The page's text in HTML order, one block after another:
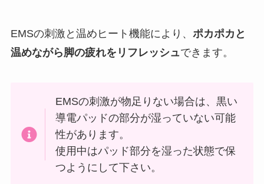
EMSの刺激と温めヒート機能により、 ポカポカと
温めながら脚の疲れをリフレッシュできます。
EMSの刺激が物足りない場合は、黒い
導電パッドの部分が湿っていない可能
性があります。
使用中はパッド部分を湿った状態で保
つようにして下さい。